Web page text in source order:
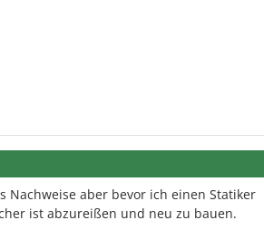
Nachweise aber bevor ich einen Statiker
ist abzureißen und neu zu bauen.